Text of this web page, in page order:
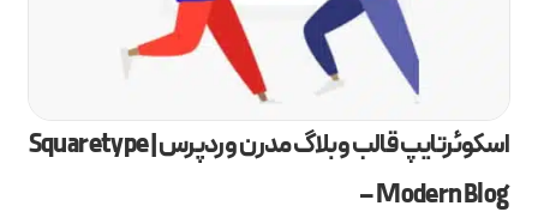
اسکوئرتایپ قالب وبلاگ مدرن وردپرس | Squaretype
– Modern Blog